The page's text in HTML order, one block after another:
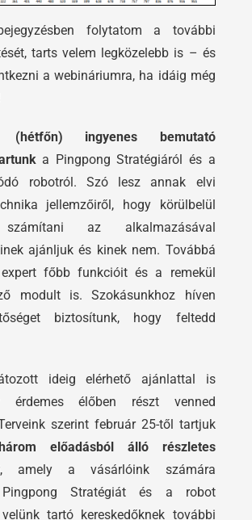
folytatom a további
tarts velem legközelebb is – és
a webináriumra, ha idáig még
(hétfőn) ingyenes
bemutató
a Pingpong Stratégiáról és a
robotról. Szó lesz annak elvi
jellemzőiről, hogy körülbelül
az alkalmazásával
ajánljuk és kinek nem. Továbbá
főbb funkcióit és a remekül
modult is. Szokásunkhoz híven
biztosítunk, hogy feltedd
ideig elérhető ajánlattal is
érdemes élőben részt venned
szerint február 25-től tartjuk
előadásból álló részletes
, amely a vásárlóink számára
Stratégiát és a robot
tartó kereskedőknek további